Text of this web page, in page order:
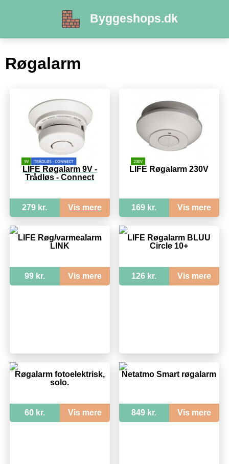
Byggeshops.dk
Røgalarm
LIFE Røgalarm 9V -
Trådløs - Connect
279 kr. Vis mere
LIFE Røgalarm 230V
169 kr. Vis mere
LIFE Røg/varmealarm
LINK
99 kr. Vis mere
LIFE Røgalarm BLUU
Circle 10+
126 kr. Vis mere
Røgalarm fotoelektrisk,
solo.
60 kr. Vis mere
Netatmo Smart røgalarm
849 kr. Vis mere